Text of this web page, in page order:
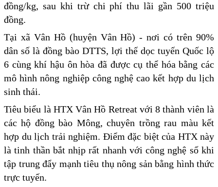
đồng/kg, sau khi trừ chi phí thu lãi gần 500 triệu
đồng.
Tại xã Vân Hồ (huyện Vân Hồ) - nơi có trên 90%
dân số là đồng bào DTTS, lợi thế dọc tuyến Quốc lộ
6 cùng khí hậu ôn hòa đã được cụ thể hóa bằng các
mô hình nông nghiệp công nghệ cao kết hợp du lịch
sinh thái.
Tiêu biểu là HTX Vân Hồ Retreat với 8 thành viên là
các hộ đồng bào Mông, chuyên trồng rau màu kết
hợp du lịch trải nghiệm. Điểm đặc biệt của HTX này
là tinh thần bắt nhịp rất nhanh với công nghệ số khi
tập trung đẩy mạnh tiêu thụ nông sản bằng hình thức
trực tuyến.